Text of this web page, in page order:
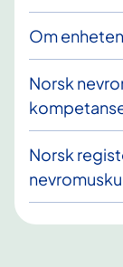
Om enheten
Norsk
Norsk